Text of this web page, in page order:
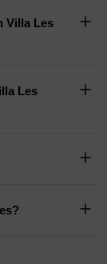
Villa Les